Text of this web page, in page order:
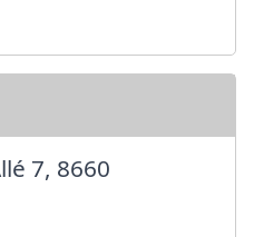
7, 8660